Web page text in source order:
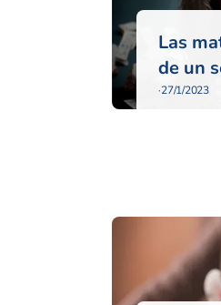
Las
de un
·27/1/2023